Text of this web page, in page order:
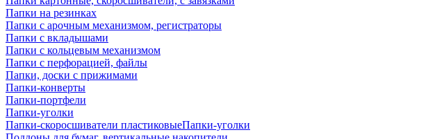
Папки на резинках
Папки с арочным механизмом, регистраторы
Папки с вкладышами
Папки с кольцевым механизмом
Папки с перфорацией, файлы
Папки, доски с прижимами
Папки-конверты
Папки-портфели
Папки-уголки
Папки-скоросшиватели пластиковыеПапки-уголки